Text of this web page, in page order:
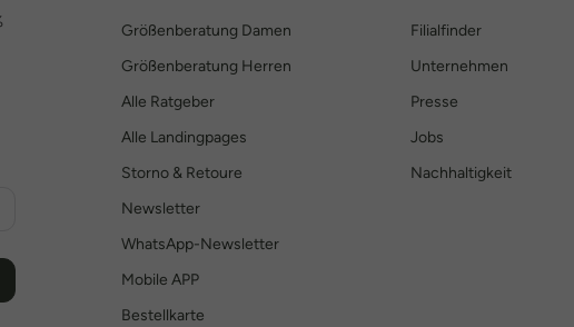
Größenberatung Damen
Größenberatung Herren
Alle Ratgeber
Alle Landingpages
Storno & Retoure
Newsletter
WhatsApp-Newsletter
Mobile APP
Bestellkarte
Filialfinder
Unternehmen
Presse
Jobs
Nachhaltigkeit